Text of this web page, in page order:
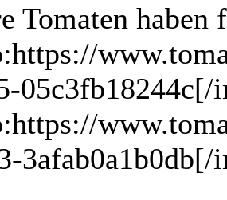
Tomaten
05c3fb18244c[/
3afab0a1b0db[/